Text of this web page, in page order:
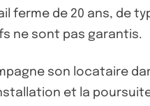
ferme de 20 ans, de
ne sont pas garantis.
son locataire
et la